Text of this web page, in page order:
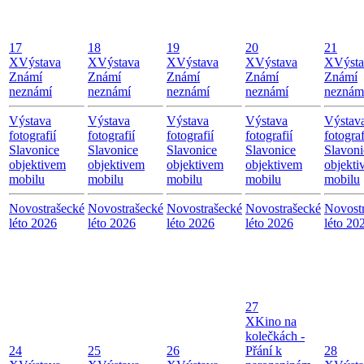
17
XVýstava
Známí
neznámí
Výstava
fotografií
Slavonice
objektivem
mobilu
Novostrašecké
léto 2026
18
XVýstava
Známí
neznámí
Výstava
fotografií
Slavonice
objektivem
mobilu
Novostrašecké
léto 2026
19
XVýstava
Známí
neznámí
Výstava
fotografií
Slavonice
objektivem
mobilu
Novostrašecké
léto 2026
20
XVýstava
Známí
neznámí
Výstava
fotografií
Slavonice
objektivem
mobilu
Novostrašecké
léto 2026
21
X
Známí
mobilu
léto
24
25
26
27
XKino na
kolečkách -
Přání k
28